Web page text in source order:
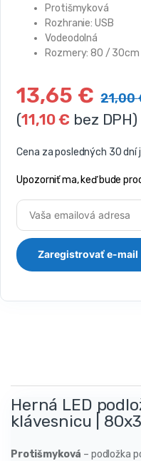
Protišmyková
Rozhranie: USB
Vodeodolná
Rozmery: 80 / 30cm
13,65 € 21,00
(11,10€ bez DPH)
Cena za posledných 30 dní
Upozorniť ma, keď bude
Herná LED
klávesnicu |
Protišmyková – podložka